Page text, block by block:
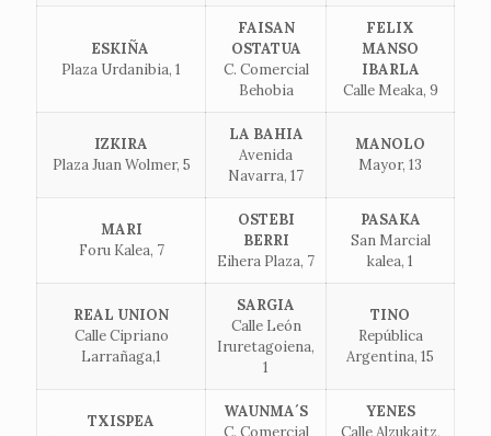
ESKIÑA
Plaza Urdanibia, 1
FAISAN
OSTATUA
C. Comercial
Behobia
FELIX
MANSO
IBARLA
Calle Meaka, 9
IZKIRA
Plaza Juan Wolmer, 5
LA BAHIA
Avenida
Navarra, 17
MANOLO
Mayor, 13
MARI
Foru Kalea, 7
OSTEBI
BERRI
Eihera Plaza, 7
PASAKA
San Marcial
kalea, 1
REAL UNION
Calle Cipriano
Larrañaga,1
SARGIA
Calle León
Iruretagoiena,
1
TINO
República
Argentina, 15
TXISPEA
WAUNMA´S
YENES